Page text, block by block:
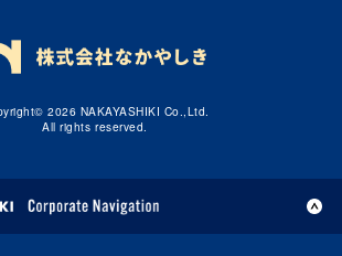
2026 NAKAYASHIKI Co.,Ltd.
All rights reserved.